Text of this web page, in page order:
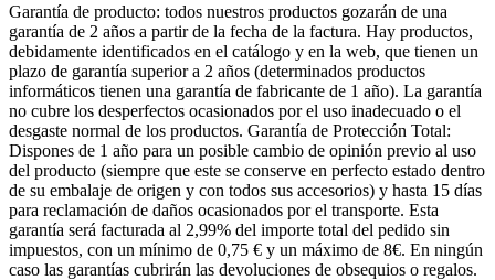
Garantía de producto: todos nuestros productos gozarán de una
garantía de 2 años a partir de la fecha de la factura. Hay productos,
debidamente identificados en el catálogo y en la web, que tienen un
plazo de garantía superior a 2 años (determinados productos
informáticos tienen una garantía de fabricante de 1 año). La garantía
no cubre los desperfectos ocasionados por el uso inadecuado o el
desgaste normal de los productos. Garantía de Protección Total:
Dispones de 1 año para un posible cambio de opinión previo al uso
del producto (siempre que este se conserve en perfecto estado dentro
de su embalaje de origen y con todos sus accesorios) y hasta 15 días
para reclamación de daños ocasionados por el transporte. Esta
garantía será facturada al 2,99% del importe total del pedido sin
impuestos, con un mínimo de 0,75 € y un máximo de 8€. En ningún
caso las garantías cubrirán las devoluciones de obsequios o regalos.